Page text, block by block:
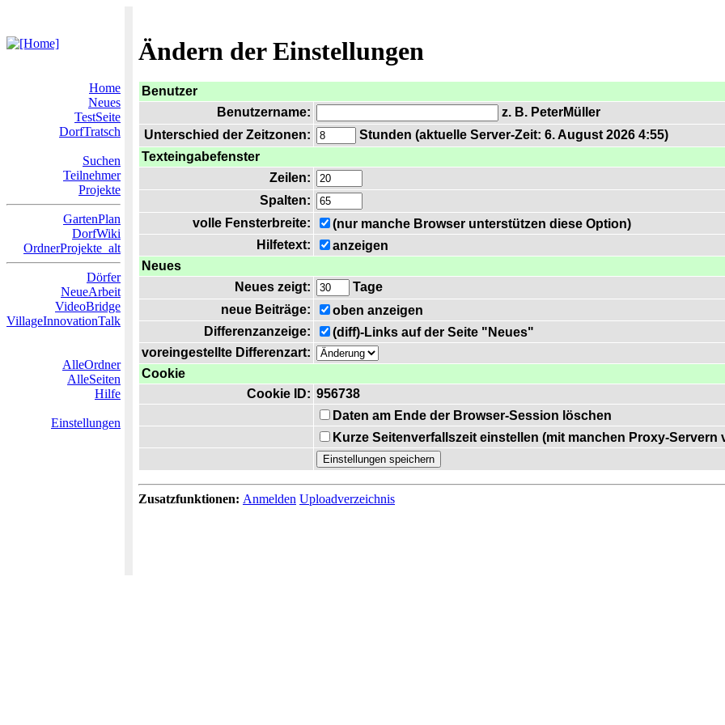
Ändern der Einstellungen
Home
Neues
TestSeite
DorfTratsch
Suchen
Teilnehmer
Projekte
GartenPlan
DorfWiki
OrdnerProjekte_alt
Dörfer
NeueArbeit
VideoBridge
VillageInnovationTalk
AlleOrdner
AlleSeiten
Hilfe
Einstellungen
Benutzer
Benutzername:
z. B. PeterMüller
Unterschied der Zeitzonen:
Stunden (aktuelle Server-Zeit: 6. August 2026 4:55)
Texteingabefenster
Zeilen:
Spalten:
volle Fensterbreite:
(nur manche Browser unterstützen diese Option)
Hilfetext:
anzeigen
Neues
Neues zeigt:
Tage
neue Beiträge:
oben anzeigen
Differenzanzeige:
(diff)-Links auf der Seite "Neues"
voreingestellte Differenzart:
Cookie
Cookie ID: 956738
Daten am Ende der Browser-Session löschen
Kurze Seitenverfallszeit einstellen (mit manchen Proxy-Servern
Zusatzfunktionen: Anmelden Uploadverzeichnis